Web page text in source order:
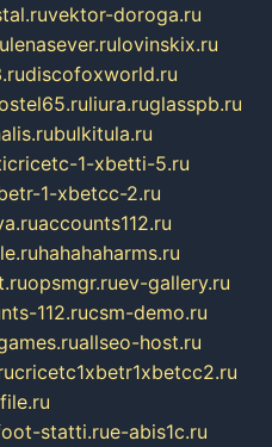
vektor-doroga.ru
lenasever.rulovinskix.ru
discofoxworld.ru
liura.ruglasspb.ru
bulkitula.ru
1-xbetti-5.ru
1-xbetcc-2.ru
accounts112.ru
hahahaharms.ru
opsmgr.ruev-gallery.ru
112.rucsm-demo.ru
allseo-host.ru
cricetc1xbetr1xbetcc2.ru
statti.rue-abis1c.ru